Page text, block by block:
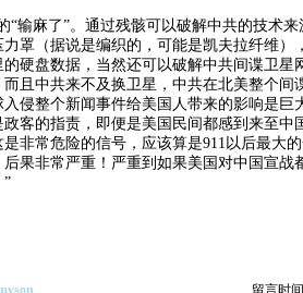
“输麻了”。通过残骸可以破解中共的技术
力罩（据说是编织的，可能是凯夫拉纤维）
硬盘数据，当然还可以破解中共间谍卫星
且中共来不及换卫星，中共在北美整个间
侵整个新闻事件给美国人带来的影响是巨
政客的指责，即便是美国民间都感到来至中
非常危险的信号，应该算是911以后最大
后果非常严重！严重到如果美国对中国宣战
”
留言时